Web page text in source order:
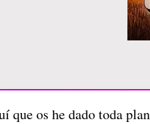
que os he dado toda